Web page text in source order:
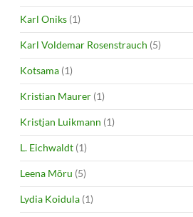
Karl Oniks (1)
Karl Voldemar Rosenstrauch (5)
Kotsama (1)
Kristian Maurer (1)
Kristjan Luikmann (1)
L. Eichwaldt (1)
Leena Mõru (5)
Lydia Koidula (1)